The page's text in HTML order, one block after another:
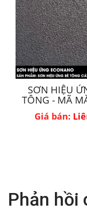
SƠN HIỆU
TÔNG - MÃ
TR1564B
Giá bán:
Phản hồi